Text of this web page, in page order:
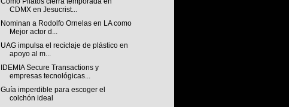
CDMX en Jesucrist...
Nominan a Rodolfo Ornelas en LA como
Mejor actor d...
UAG impulsa el reciclaje de plástico en
apoyo al m...
IDEMIA Secure Transactions y
empresas tecnológicas...
Guía imperdible para escoger el
colchón ideal